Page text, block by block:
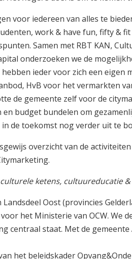
voor iedereen van alles te
work & have fun, fifty &
Samen met RBT KAN,
onderzoeken we de
ieder voor zich een eigen
HvB voor het vermarkten
de gemeente zelf voor de
en budget bundelen om
de toekomst nog verder uit te
overzicht van de
ketens, cultuureducatie
Landsdeel Oost (provincies
het Ministerie van OCW. We
centraal staat. Met de
het beleidskader